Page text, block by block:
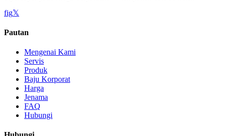
fig𝕏
Pautan
Mengenai Kami
Servis
Produk
Baju Korporat
Harga
Jenama
FAQ
Hubungi